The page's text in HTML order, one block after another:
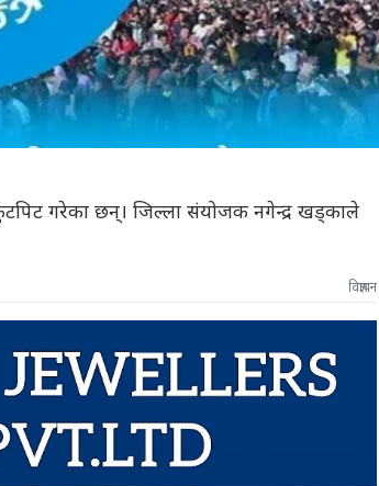
कुटपिट गरेका छन्। जिल्ला संयोजक नगेन्द्र खड्काले
विज्ञापन